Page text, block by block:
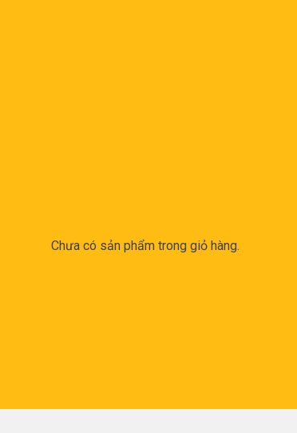
Chưa có sản phẩm trong giỏ hàng.